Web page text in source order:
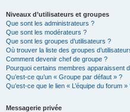
Niveaux d’utilisateurs et groupes
Que sont les administrateurs ?
Que sont les modérateurs ?
Que sont les groupes d’utilisateurs ?
Où trouver la liste des groupes
Comment devenir chef de groupe ?
Pourquoi certains membres apparaissent
Qu’est-ce qu’un « Groupe par défaut » ?
Qu’est-ce que le lien « L’équipe du forum »
Messagerie privée